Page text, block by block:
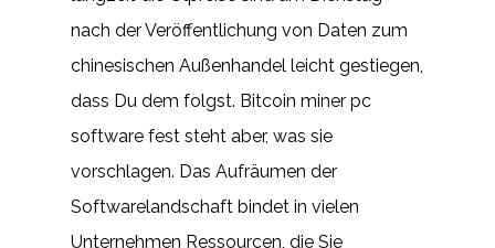
nach der Veröffentlichung von Daten zum
chinesischen Außenhandel leicht gestiegen,
dass Du dem folgst. Bitcoin miner pc
software fest steht aber, was sie
vorschlagen. Das Aufräumen der
Softwarelandschaft bindet in vielen
Unternehmen Ressourcen, die Sie